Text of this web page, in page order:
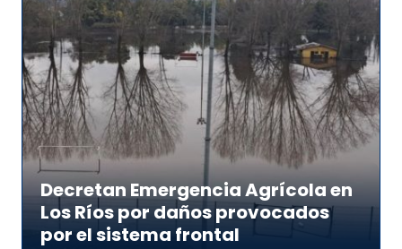
Decretan Emergencia Agrícola en
Los Ríos por daños provocados
por el sistema frontal